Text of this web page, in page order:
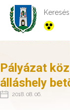
Keresés
Pályázat
álláshely
2018. 08. 06.